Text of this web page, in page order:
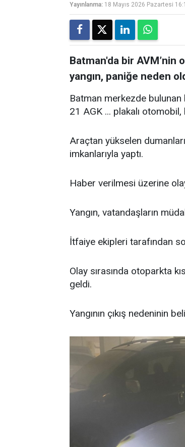
Yayınlanma: 18 Mayıs 2026 Pazartesi
Batman'da bir AVM’nin
yangın, paniğe neden
Batman merkezde
21 AGK ... plakalı
Araçtan yükselen
imkanlarıyla yaptı.
Haber verilmesi üzerine
Yangın, vatandaşların
İtfaiye ekipleri tarafından
Olay sırasında otoparkta
geldi.
Yangının çıkış nedeninin